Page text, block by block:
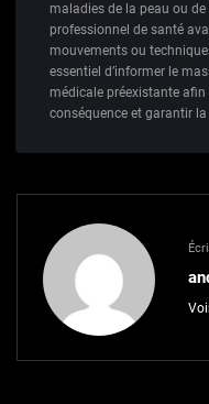
maladies de la peau ou
professionnel de santé
mouvements ou
essentiel d’informer le
médicale préexistante afin
conséquence et garantir